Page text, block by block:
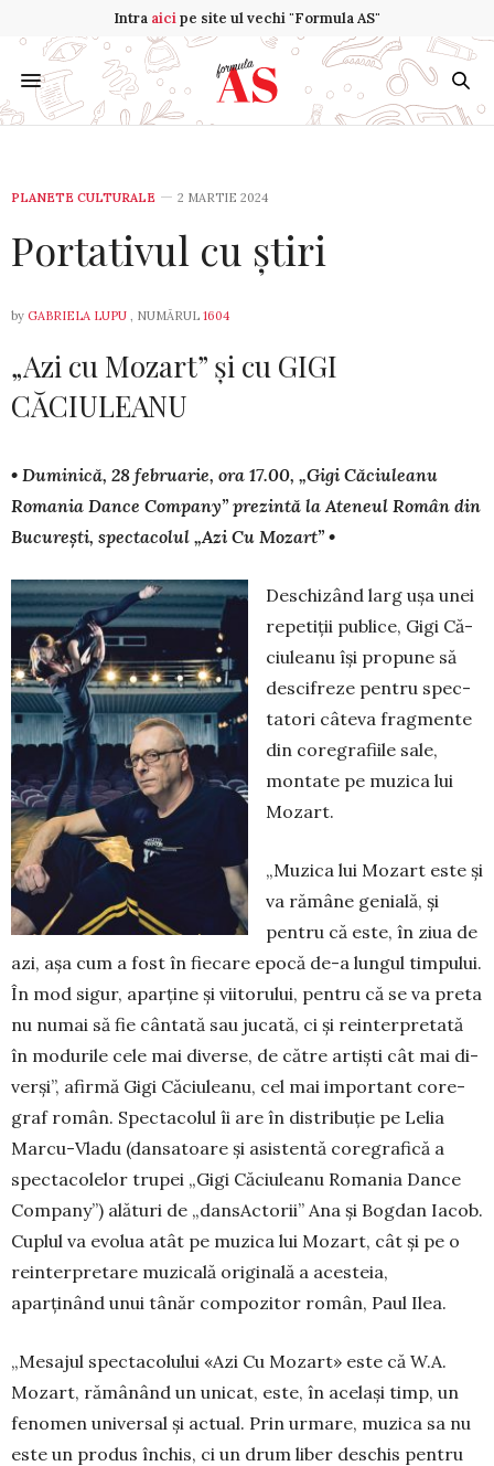
Intra aicipe site ul vechi "Formula AS"
PLANETE CULTURALE 2 MARTIE 2024
Portativul cu știri
by GABRIELA LUPU , NUMĂRUL 1604
„Azi cu Mozart” și cu GIGI
CĂCIULEANU
• Duminică, 28 februarie, ora 17.00, „Gigi Căciuleanu
Romania Dance Com­pa­ny” prezintă la Ateneul Român din
București, spectacolul „Azi Cu Mozart” •
Deschizând larg ușa unei
repetiții publice, Gigi Că­
ciu­leanu își pro­pu­ne să
descifreze pen­tru spec­
ta­tori câ­teva fragmente
din coregrafiile sa­le,
montate pe mu­zica lui
Mozart.
„Muzica lui Mozart este și
va rămâne genială, și
pentru că este, în ziua de
azi, așa cum a fost în fiecare epocă de-a lungul timpului.
În mod sigur, aparține și viitorului, pentru că se va preta
nu nu­mai să fie cân­tată sau jucată, ci și reinterpretată
în mo­durile cele mai diverse, de că­tre artiști cât mai di­
verși”, afir­mă Gi­­gi Căciu­lea­nu, cel mai im­por­tant co­re­
graf român. Spec­­tacolul îi are în distribuție pe Lelia
Marcu-Vladu (dansatoare și asis­tentă coregra­fi­că a
spectacolelor tru­pei „Gigi Căciu­lea­nu Roma­nia Dan­ce
Company”) alături de „dansActorii” Ana și Bogdan Iacob.
Cuplul va evolua atât pe muzica lui Mozart, cât și pe o
reinterpretare muzicală ori­gi­nală a acesteia,
aparținând unui tânăr compo­zitor român, Paul Ilea.
„Mesajul spectacolului «Azi Cu Mozart» este că W.A.
Mozart, rămânând un unicat, este, în același timp, un
fenomen universal și actual. Prin urmare, muzica sa nu
este un produs închis, ci un drum liber deschis pentru